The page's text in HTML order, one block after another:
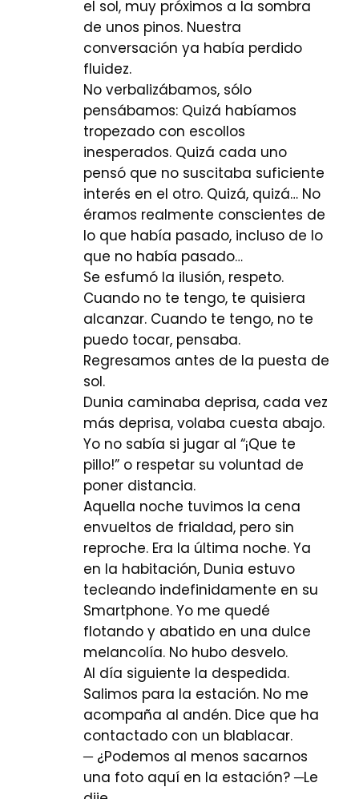
el sol, muy próximos a la sombra
de unos pinos. Nuestra
conversación ya había perdido
fluidez.
No verbalizábamos, sólo
pensábamos: Quizá habíamos
tropezado con escollos
inesperados. Quizá cada uno
pensó que no suscitaba suficiente
interés en el otro. Quizá, quizá… No
éramos realmente conscientes de
lo que había pasado, incluso de lo
que no había pasado…
Se esfumó la ilusión, respeto.
Cuando no te tengo, te quisiera
alcanzar. Cuando te tengo, no te
puedo tocar, pensaba.
Regresamos antes de la puesta de
sol.
Dunia caminaba deprisa, cada vez
más deprisa, volaba cuesta abajo.
Yo no sabía si jugar al “¡Que te
pillo!” o respetar su voluntad de
poner distancia.
Aquella noche tuvimos la cena
envueltos de frialdad, pero sin
reproche. Era la última noche. Ya
en la habitación, Dunia estuvo
tecleando indefinidamente en su
Smartphone. Yo me quedé
flotando y abatido en una dulce
melancolía. No hubo desvelo.
Al día siguiente la despedida.
Salimos para la estación. No me
acompaña al andén. Dice que ha
contactado con un blablacar.
─ ¿Podemos al menos sacarnos
una foto aquí en la estación? ─Le